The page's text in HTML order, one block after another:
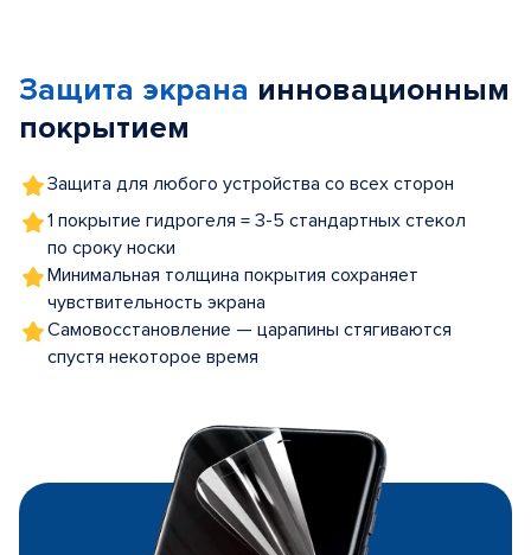
5
Защита экрана инновационным
покрытием
Защита для любого устройства со всех сторон
1 покрытие гидрогеля = 3-5 стандартных стекол
по сроку носки
Минимальная толщина покрытия сохраняет
чувствительность экрана
Самовосстановление — царапины стягиваются
спустя некоторое время